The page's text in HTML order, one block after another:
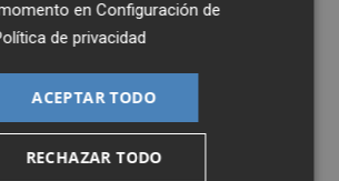
enConfiguración de
de privacidad
ACEPTAR TODO
RECHAZAR TODO